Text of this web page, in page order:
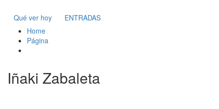
Qué ver hoy
ENTRADAS
Home
Página
Iñaki Zabaleta